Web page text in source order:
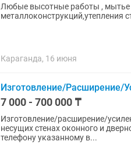
Любые высотные работы ,
металлоконструкций,утепления
Караганда, 16 июня
Изготовление/Расширение/
7 000 - 700 000 ₸
Изготовление/расширение/
несущих стенах оконного и
телефону указанному в...